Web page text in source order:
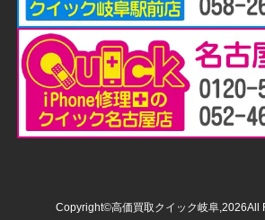
Copyright©高価買取クイック岐阜,2026All